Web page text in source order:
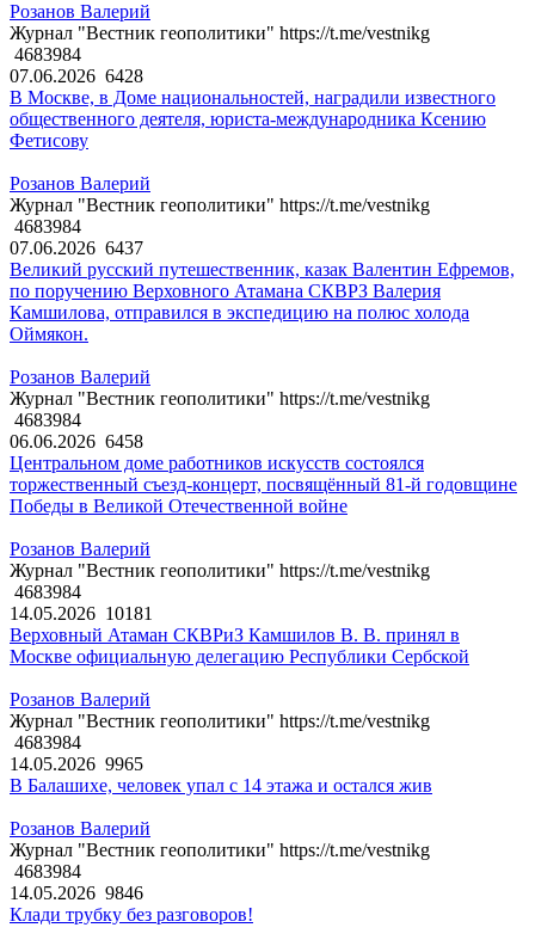
Розанов Валерий
Журнал "Вестник геополитики" https://t.me/vestnikg
4683984
07.06.2026 6428
В Москве, в Доме национальностей, наградили известного
общественного деятеля, юриста-международника Ксению
Фетисову
Розанов Валерий
Журнал "Вестник геополитики" https://t.me/vestnikg
4683984
07.06.2026 6437
Великий русский путешественник, казак Валентин Ефремов,
по поручению Верховного Атамана СКВРЗ Валерия
Камшилова, отправился в экспедицию на полюс холода
Оймякон.
Розанов Валерий
Журнал "Вестник геополитики" https://t.me/vestnikg
4683984
06.06.2026 6458
Центральном доме работников искусств состоялся
торжественный съезд-концерт, посвящённый 81-й годовщине
Победы в Великой Отечественной войне
Розанов Валерий
Журнал "Вестник геополитики" https://t.me/vestnikg
4683984
14.05.2026 10181
Верховный Атаман СКВРиЗ Камшилов В. В. принял в
Москве официальную делегацию Республики Сербской
Розанов Валерий
Журнал "Вестник геополитики" https://t.me/vestnikg
4683984
14.05.2026 9965
В Балашихе, человек упал с 14 этажа и остался жив
Розанов Валерий
Журнал "Вестник геополитики" https://t.me/vestnikg
4683984
14.05.2026 9846
Клади трубку без разговоров!